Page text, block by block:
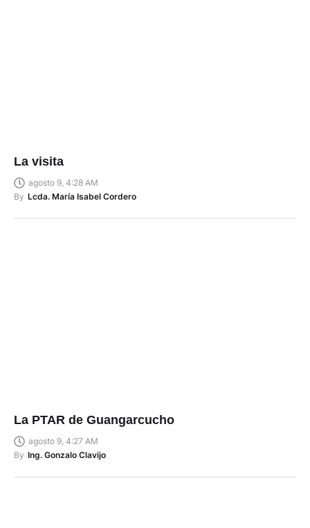
La visita
agosto 9, 4:28 AM
By Lcda. María Isabel Cordero
La PTAR de Guangarcucho
agosto 9, 4:27 AM
By Ing. Gonzalo Clavijo